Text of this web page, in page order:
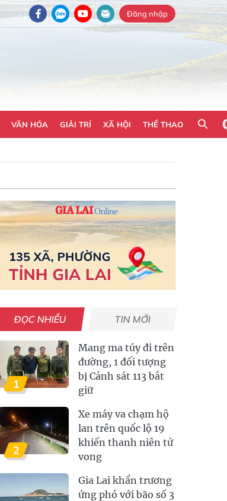
Đăng nhập
VĂN HÓA GIẢI TRÍ XÃ HỘI THỂ THAO
ĐỌC NHIỀU TIN MỚI
1
Mang ma túy đi trên
đường, 1 đối tượng
bị Cảnh sát 113 bắt
giữ
2
Xe máy va chạm hộ
lan trên quốc lộ 19
khiến thanh niên tử
vong
Gia Lai khẩn trương
ứng phó với bão số 3